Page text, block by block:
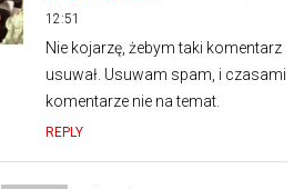
12:51
Nie kojarzę, żebym taki komentarz
usuwał. Usuwam spam, i czasami
komentarze nie na temat.
REPLY